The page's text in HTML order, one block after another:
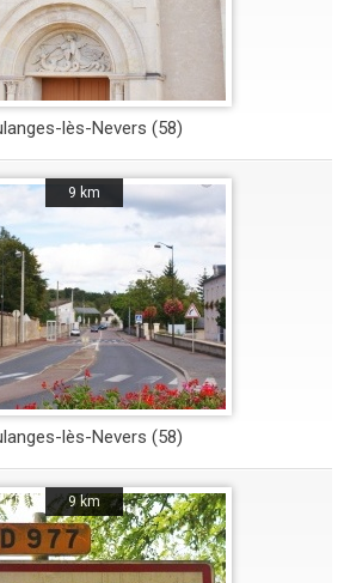
lès-Nevers (58)
9 km
lès-Nevers (58)
9 km